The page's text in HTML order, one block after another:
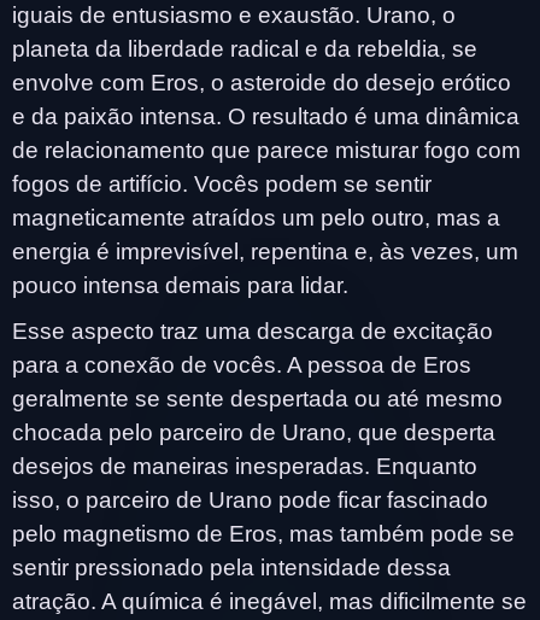
iguais de entusiasmo e exaustão. Urano, o
planeta da liberdade radical e da rebeldia, se
envolve com Eros, o asteroide do desejo erótico
e da paixão intensa. O resultado é uma dinâmica
de relacionamento que parece misturar fogo com
fogos de artifício. Vocês podem se sentir
magneticamente atraídos um pelo outro, mas a
energia é imprevisível, repentina e, às vezes, um
pouco intensa demais para lidar.
Esse aspecto traz uma descarga de excitação
para a conexão de vocês. A pessoa de Eros
geralmente se sente despertada ou até mesmo
chocada pelo parceiro de Urano, que desperta
desejos de maneiras inesperadas. Enquanto
isso, o parceiro de Urano pode ficar fascinado
pelo magnetismo de Eros, mas também pode se
sentir pressionado pela intensidade dessa
atração. A química é inegável, mas dificilmente se